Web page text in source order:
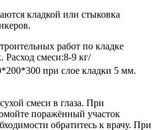
кладкой или стыковка
работ по кладке
Расход смеси:8-9 кг/
при слое кладки 5 мм.
смеси в глаза. При
поражённый участок
обратитесь к врачу. При